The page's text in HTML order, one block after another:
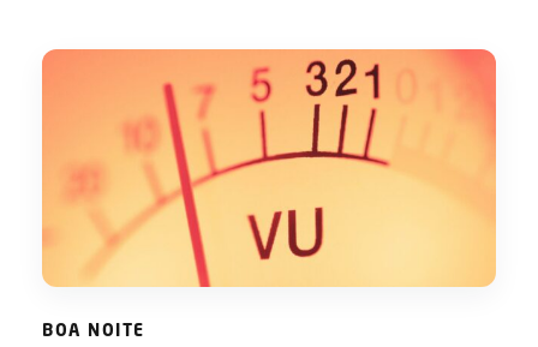
BOA NOITE
BOA NOITE